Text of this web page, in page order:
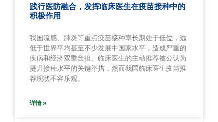
践行医防融合，发挥临床医生在疫苗接种中的
积极作用
我国流感、肺炎等重点疫苗接种率长期处于低位，远
低于世界平均甚至不少发展中国家水平，造成严重的
疾病和经济双重负担。临床医生的主动推荐被公认为
提升接种水平的关键举措，然而我国临床医生疫苗推
荐现状不容乐观。
详情 »